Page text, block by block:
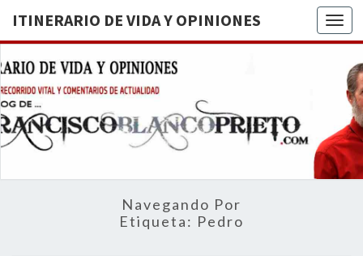
ITINERARIO DE VIDA Y OPINIONES
DE
BREVE
RECORRIDO
VITAL Y
ACTUALIDAD
Navegando Por
Etiqueta: Pedro